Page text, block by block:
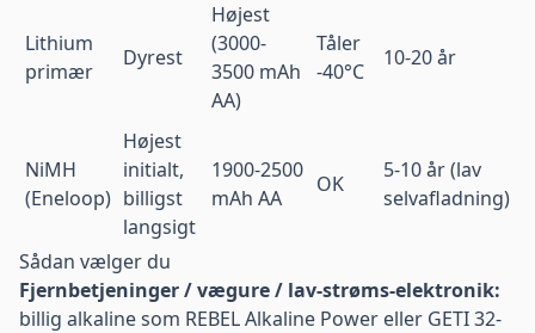
Lithium
primær
Dyrest
Højest
(3000-
3500 mAh
AA)
Tåler
-40°C
10-20 år
NiMH
(Eneloop)
Højest
initialt,
billigst
langsigt
1900-2500
mAh AA
OK
5-10 år (lav
selvafladning)
Sådan vælger du
Fjernbetjeninger / vægure / lav-strøms-elektronik:
billig alkaline som REBEL Alkaline Power eller GETI 32-